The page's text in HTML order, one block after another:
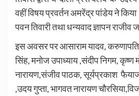
वहीं विषय प्रवर्तन अमरेंद्र पांडेय ने
पवन तिवारी तथा धन्यवाद ज्ञापन राजीव
इस अवसर पर आसाराम यादव, करुणापति
सिंह, मनोज उपाध्याय ,संदीप निगम,
नारायण,संजीव पाठक, सूर्यप्रकाश
,उदय गुप्ता, भागवत नारायण